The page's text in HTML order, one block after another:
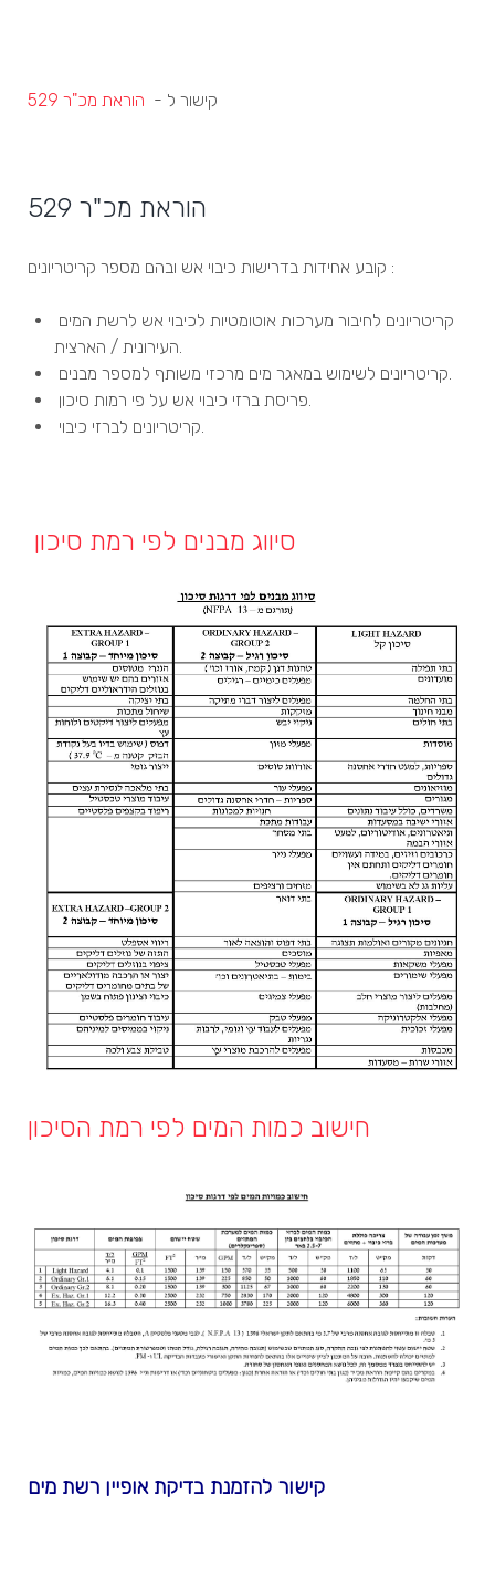
קישור ל - הוראת מכ"ר 529
הוראת מכ"ר 529
קובע אחידות בדרישות כיבוי אש ובהם מספר קריטריונים :
סיווג מבנים לפי רמת סיכון
חישוב כמות המים לפי רמת הסיכון
קישור להזמנת בדיקת אופיין רשת מים